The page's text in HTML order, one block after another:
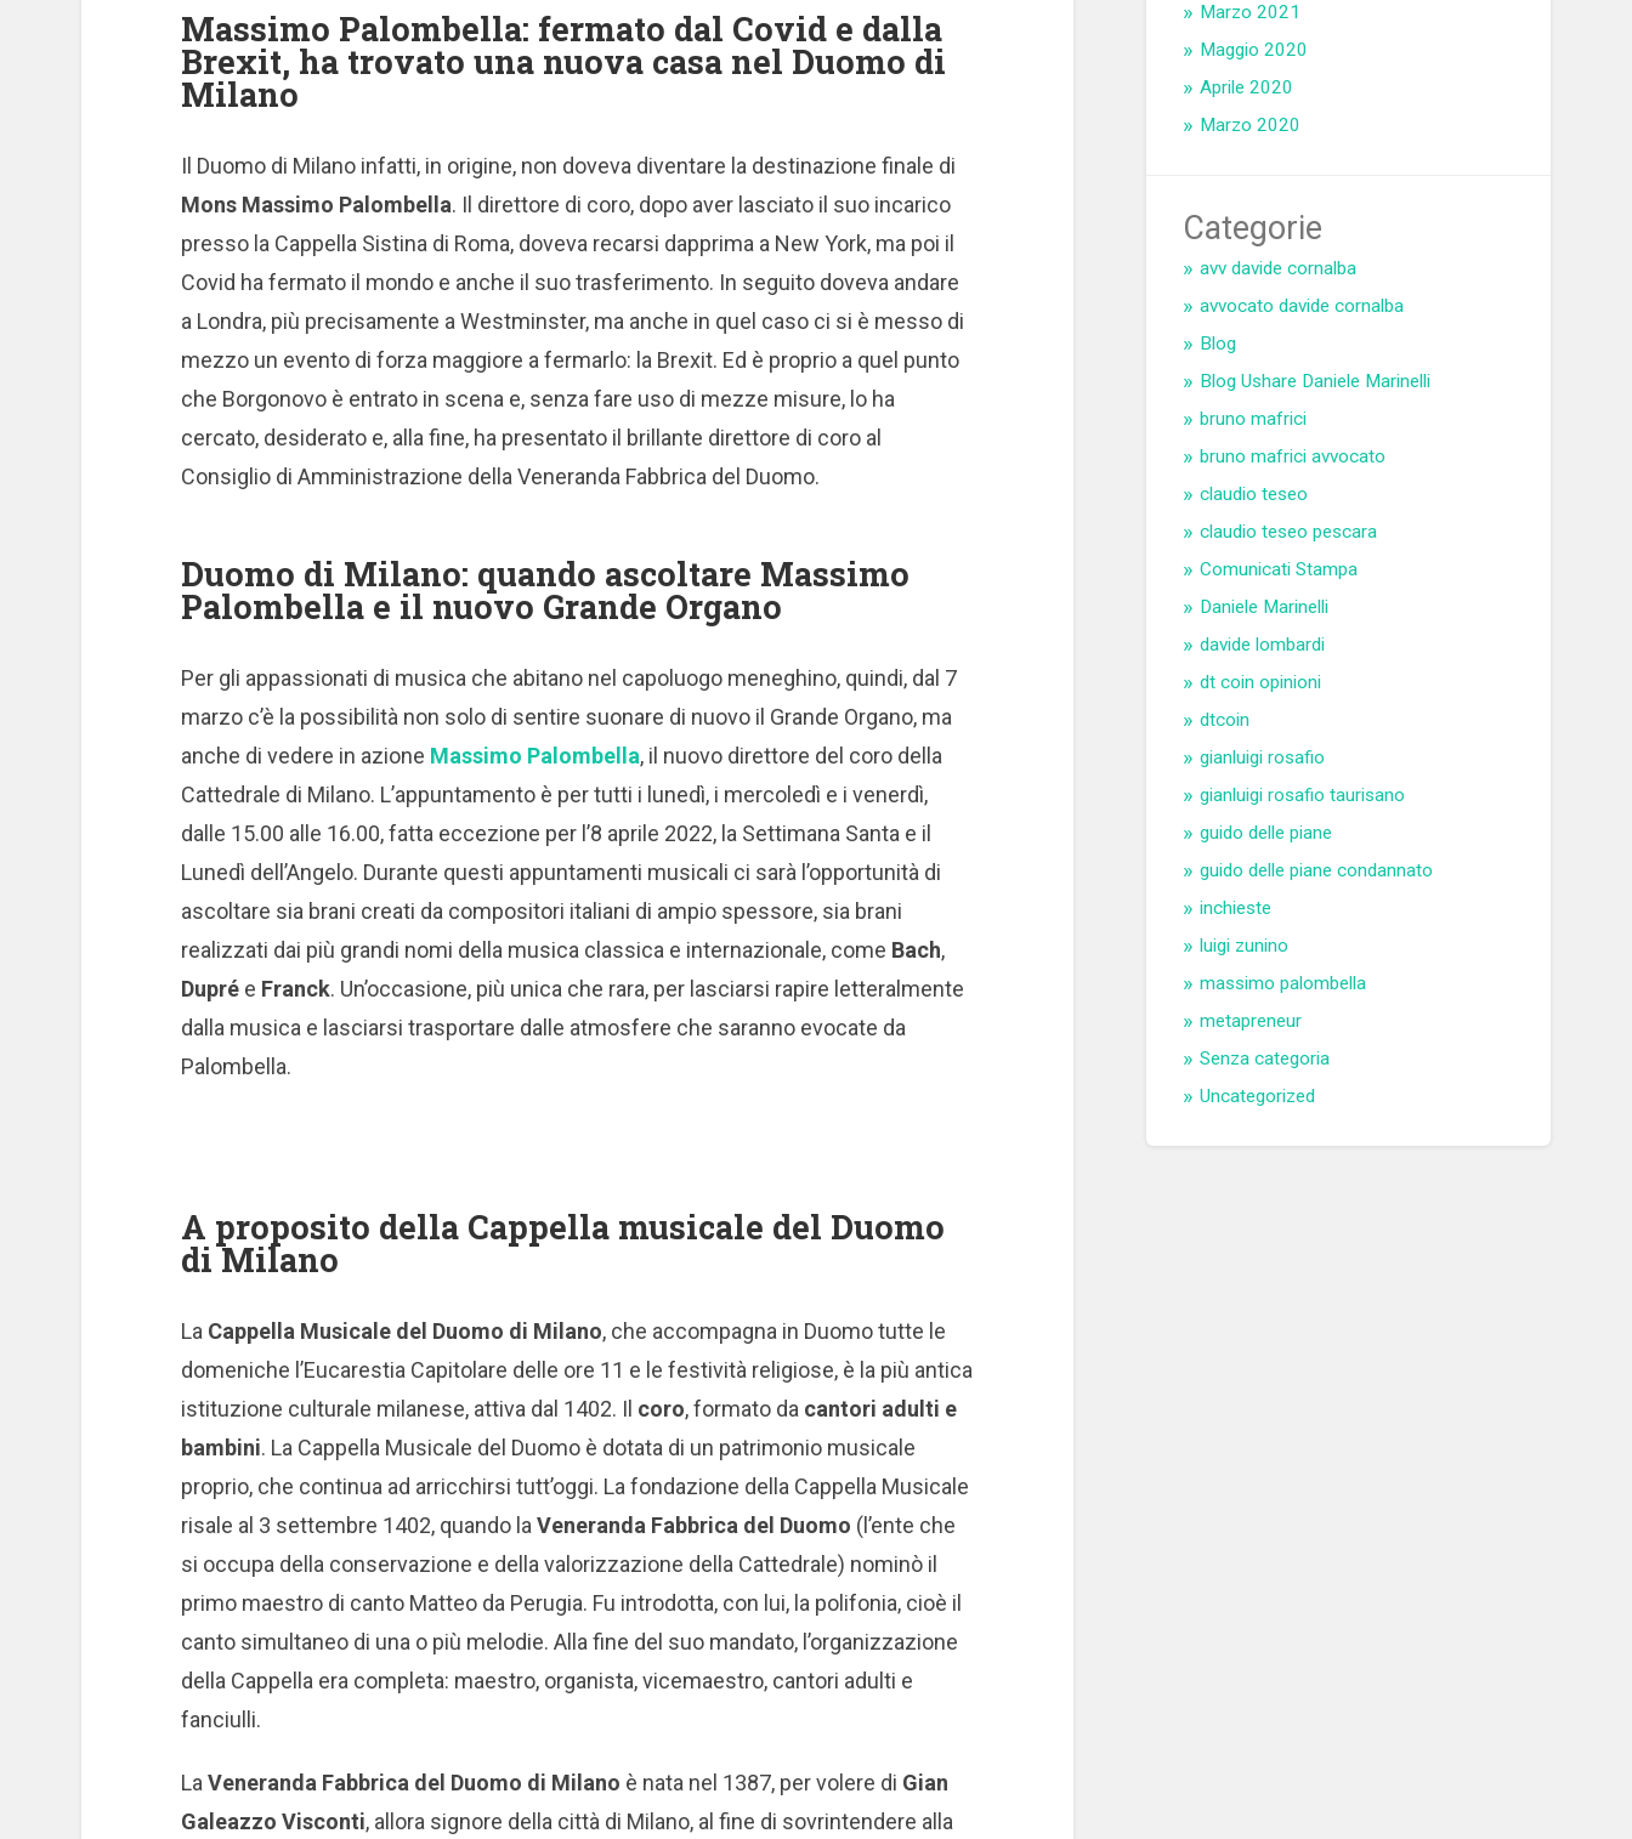
Massimo Palombella: fermato dal Covid e dalla
Brexit, ha trovato una nuova casa nel Duomo di
Milano
Il Duomo di Milano infatti, in origine, non doveva diventare la destinazione finale di
Mons Massimo Palombella. Il direttore di coro, dopo aver lasciato il suo incarico
presso la Cappella Sistina di Roma, doveva recarsi dapprima a New York, ma poi il
Covid ha fermato il mondo e anche il suo trasferimento. In seguito doveva andare
a Londra, più precisamente a Westminster, ma anche in quel caso ci si è messo di
mezzo un evento di forza maggiore a fermarlo: la Brexit. Ed è proprio a quel punto
che Borgonovo è entrato in scena e, senza fare uso di mezze misure, lo ha
cercato, desiderato e, alla fine, ha presentato il brillante direttore di coro al
Consiglio di Amministrazione della Veneranda Fabbrica del Duomo.
Duomo di Milano: quando ascoltare Massimo
Palombella e il nuovo Grande Organo
Per gli appassionati di musica che abitano nel capoluogo meneghino, quindi, dal 7
marzo c’è la possibilità non solo di sentire suonare di nuovo il Grande Organo, ma
anche di vedere in azione Massimo Palombella, il nuovo direttore del coro della
Cattedrale di Milano. L’appuntamento è per tutti i lunedì, i mercoledì e i venerdì,
dalle 15.00 alle 16.00, fatta eccezione per l’8 aprile 2022, la Settimana Santa e il
Lunedì dell’Angelo. Durante questi appuntamenti musicali ci sarà l’opportunità di
ascoltare sia brani creati da compositori italiani di ampio spessore, sia brani
realizzati dai più grandi nomi della musica classica e internazionale, come Bach,
Dupré e Franck. Un’occasione, più unica che rara, per lasciarsi rapire letteralmente
dalla musica e lasciarsi trasportare dalle atmosfere che saranno evocate da
Palombella.
A proposito della Cappella musicale del Duomo
di Milano
La Cappella Musicale del Duomo di Milano, che accompagna in Duomo tutte le
domeniche l’Eucarestia Capitolare delle ore 11 e le festività religiose, è la più antica
istituzione culturale milanese, attiva dal 1402. Il coro, formato da cantori adulti e
bambini. La Cappella Musicale del Duomo è dotata di un patrimonio musicale
proprio, che continua ad arricchirsi tutt’oggi. La fondazione della Cappella Musicale
risale al 3 settembre 1402, quando la Veneranda Fabbrica del Duomo (l’ente che
si occupa della conservazione e della valorizzazione della Cattedrale) nominò il
primo maestro di canto Matteo da Perugia. Fu introdotta, con lui, la polifonia, cioè il
canto simultaneo di una o più melodie. Alla fine del suo mandato, l’organizzazione
della Cappella era completa: maestro, organista, vicemaestro, cantori adulti e
fanciulli.
La Veneranda Fabbrica del Duomo di Milano è nata nel 1387, per volere di Gian
Galeazzo Visconti, allora signore della città di Milano, al fine di sovrintendere alla
Marzo 2021
Maggio 2020
Aprile 2020
Marzo 2020
Categorie
avv davide cornalba
avvocato davide cornalba
Blog
Blog Ushare Daniele Marinelli
bruno mafrici
bruno mafrici avvocato
claudio teseo
claudio teseo pescara
Comunicati Stampa
Daniele Marinelli
davide lombardi
dt coin opinioni
dtcoin
gianluigi rosafio
gianluigi rosafio taurisano
guido delle piane
guido delle piane condannato
inchieste
luigi zunino
massimo palombella
metapreneur
Senza categoria
Uncategorized